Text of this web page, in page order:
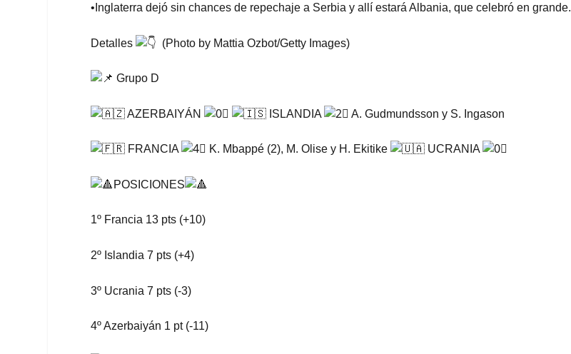
•Inglaterra dejó sin chances de repechaje a Serbia y allí estará Albania, que celebró en grande.
Detalles (Photo by Mattia Ozbot/Getty Images)
Grupo D
AZERBAIYÁN ISLANDIA A. Gudmundsson y S. Ingason
FRANCIA K. Mbappé (2), M. Olise y H. Ekitike UCRANIA
POSICIONES
1º Francia 13 pts (+10)
2º Islandia 7 pts (+4)
3º Ucrania 7 pts (-3)
4º Azerbaiyán 1 pt (-11)